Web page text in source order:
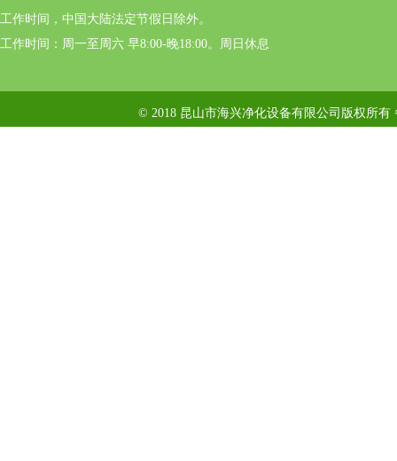
工作时间，中国大陆法定节假日除外。
工作时间：周一至周六 早8:00-晚18:00。周日休息
© 2018 昆山市海兴净化设备有限公司版权所有